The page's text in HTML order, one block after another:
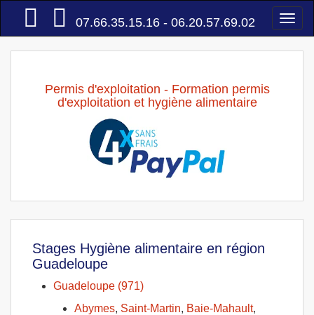
Accueil
07.66.35.15.16 - 06.20.57.69.02
Permis d'exploitation - Formation permis
d'exploitation et hygiène alimentaire
Stages Hygiène alimentaire en région
Guadeloupe
Guadeloupe (971)
Abymes, Saint-Martin, Baie-Mahault,